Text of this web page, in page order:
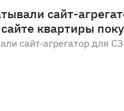
сайт-
квартиры
сайт-агрегатор для